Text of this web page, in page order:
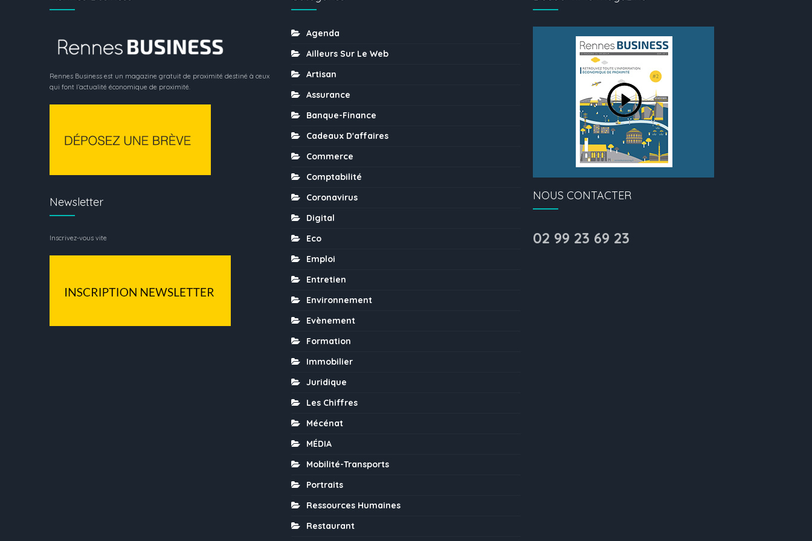
Rennes Business est un magazine gratuit de proximité destiné à ceux
qui font l’actualité économique de proximité.
Newsletter
Inscrivez-vous vite
Agenda
Ailleurs Sur Le Web
Artisan
Assurance
Banque-Finance
Cadeaux D'affaires
Commerce
Comptabilité
Coronavirus
Digital
Eco
Emploi
Entretien
Environnement
Evènement
Formation
Immobilier
Juridique
Les Chiffres
Mécénat
MÉDIA
Mobilité-Transports
Portraits
Ressources Humaines
Restaurant
NOUS CONTACTER
02 99 23 69 23